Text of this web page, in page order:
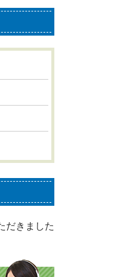
だきました